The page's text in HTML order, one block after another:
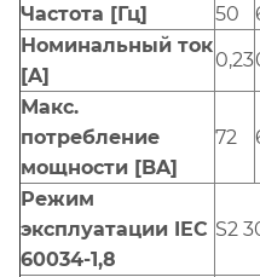
Частота [Гц] 50
Номинальный ток
[A]
0,23
Макс.
потребление
мощности [BA]
72
Режим
эксплуатации IEC
60034-1,8
S2